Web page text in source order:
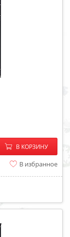
− +
В КОРЗИНУ
В избранное